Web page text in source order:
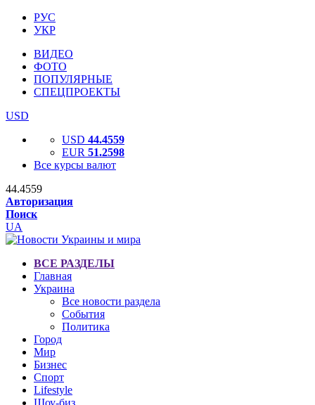
РУС
УКР
ВИДЕО
ФОТО
ПОПУЛЯРНЫЕ
СПЕЦПРОЕКТЫ
USD
USD 44.4559
EUR 51.2598
Все курсы валют
44.4559
Авторизация
Поиск
UA
ВСЕ РАЗДЕЛЫ
Главная
Украина
Все новости раздела
События
Политика
Город
Мир
Бизнес
Спорт
Lifestyle
Шоу-биз